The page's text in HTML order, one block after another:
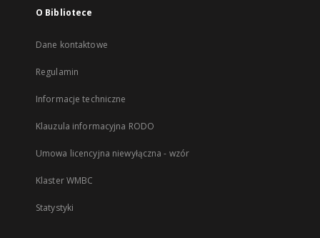
O Bibliotece
Dane kontaktowe
Regulamin
Informacje techniczne
Klauzula informacyjna RODO
Umowa licencyjna niewyłączna - wzór
Klaster WMBC
Statystyki